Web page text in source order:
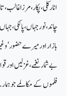
انار کلی، پکار،
چاند، نور جہاں، پالکی،
بازار اور میرے حضور‘
بے شمار نغمے، غزلیں
فلموں کے مکالمے جو